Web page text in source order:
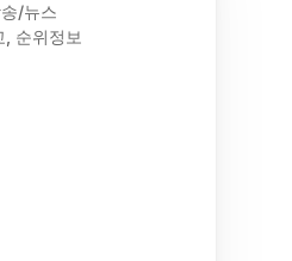
/뉴스
, 순위정보